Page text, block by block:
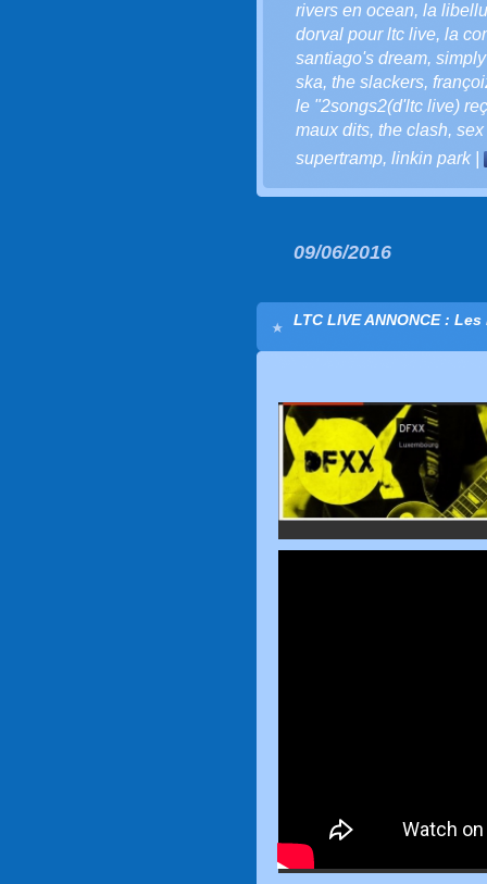
rivers en ocean, la
dorval pour ltc live, la
santiago's dream,
ska, the slackers,
le "2songs2(d'ltc live)
maux dits, the clash,
supertramp, linkin park|
09/06/2016
LTC LIVE ANNONCE :